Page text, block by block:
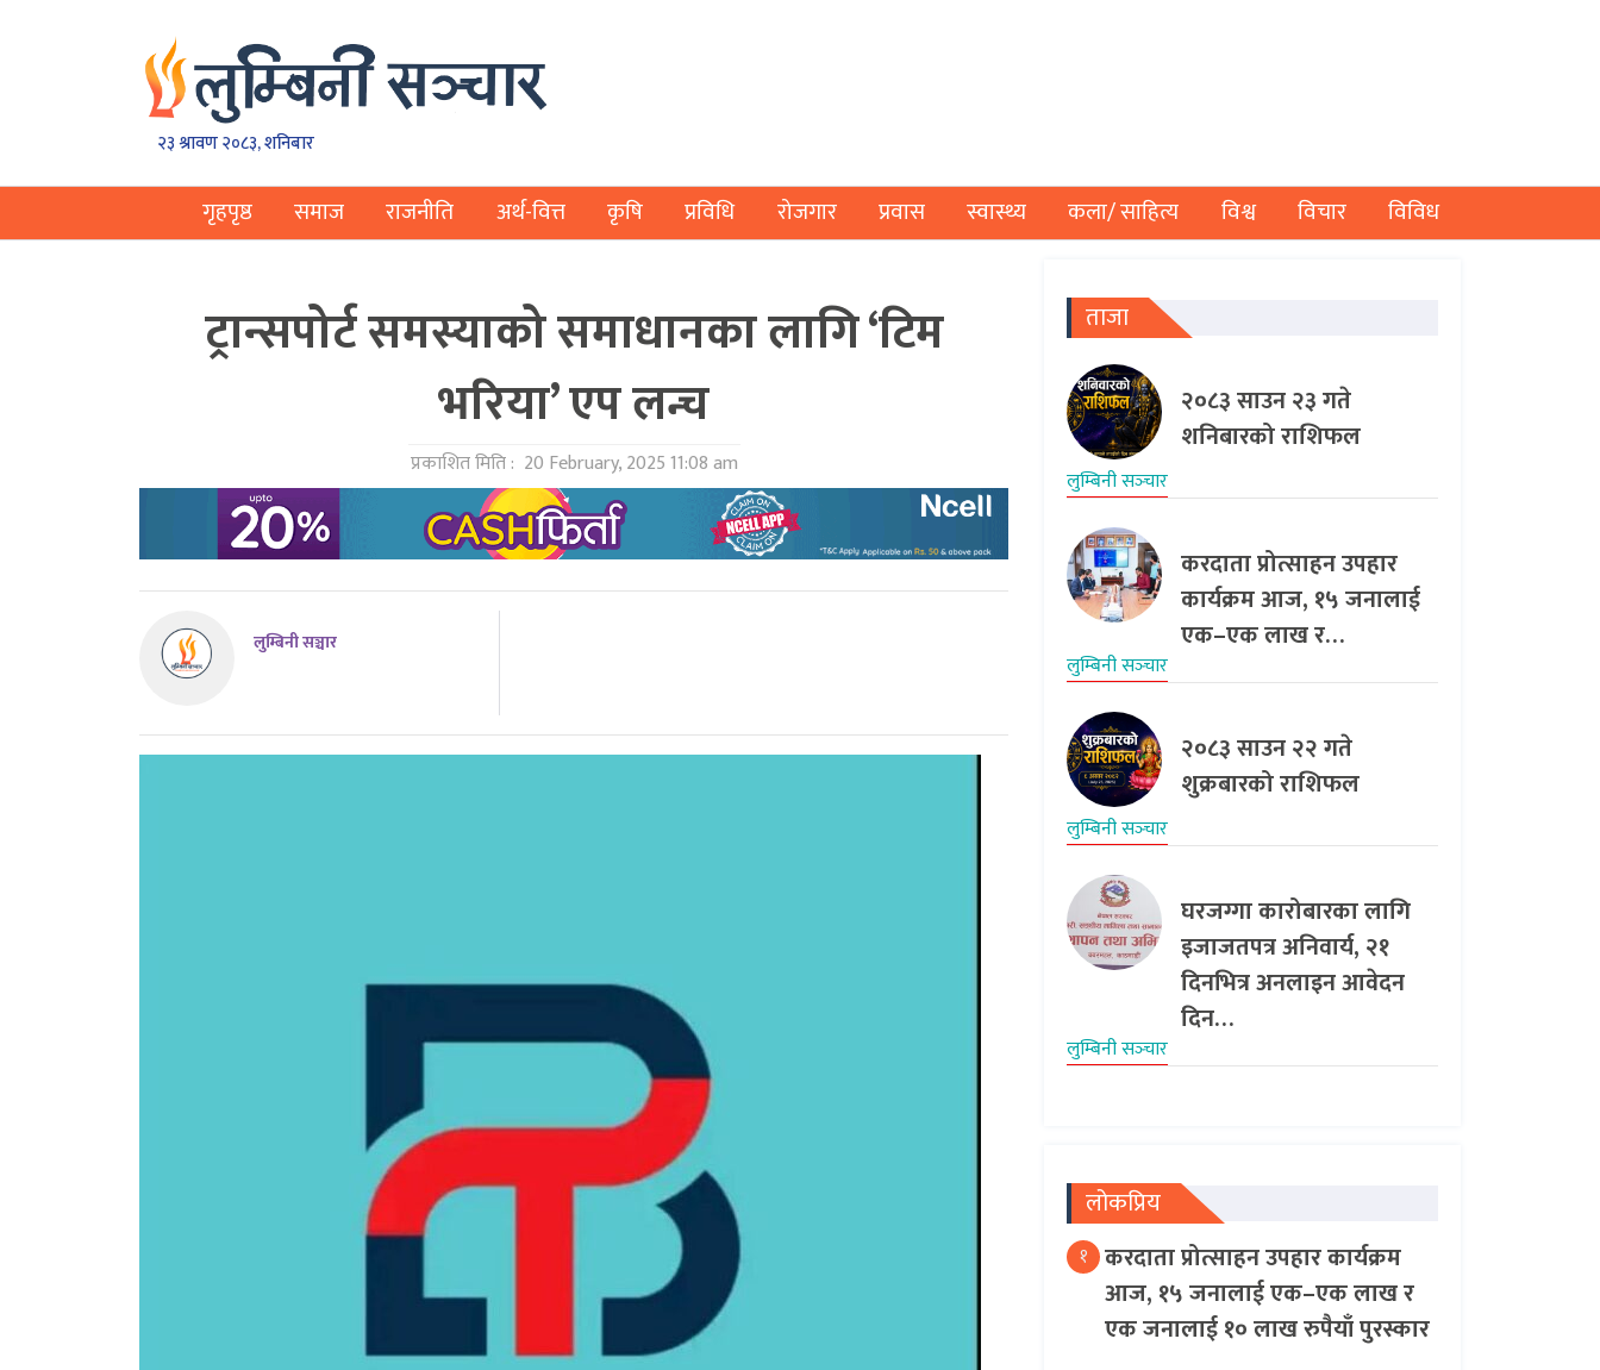
२३ श्रावण २०८३, शनिबार
गृहपृष्ठ समाज राजनीति अर्थ-वित्त कृषि प्रविधि रोजगार प्रवास स्वास्थ्य कला/ साहित्य विश्व विचार विविध
ट्रान्सपोर्ट समस्याको समाधानका लागि ‘टिम
भरिया’ एप लन्च
प्रकाशित मिति : 20 February, 2025 11:08 am
लुम्बिनी सञ्चार
ताजा
२०८३ साउन २३ गते
शनिबारको राशिफल
लुम्बिनी सञ्‍चार
करदाता प्रोत्साहन उपहार
कार्यक्रम आज, १५ जनालाई
एक–एक लाख र…
लुम्बिनी सञ्‍चार
२०८३ साउन २२ गते
शुक्रबारको राशिफल
लुम्बिनी सञ्‍चार
घरजग्गा कारोबारका लागि
इजाजतपत्र अनिवार्य, २१
दिनभित्र अनलाइन आवेदन
दिन…
लुम्बिनी सञ्‍चार
लोकप्रिय
१ करदाता प्रोत्साहन उपहार कार्यक्रम
आज, १५ जनालाई एक–एक लाख र
एक जनालाई १० लाख रुपैयाँ पुरस्कार